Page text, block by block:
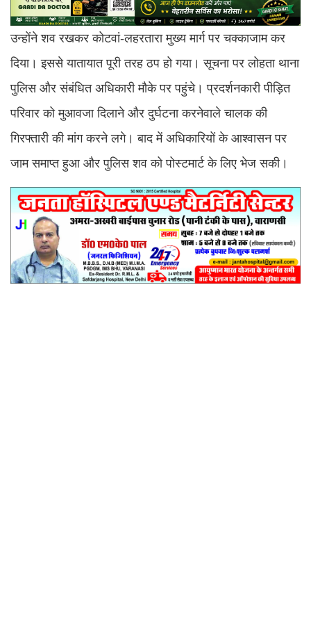
उन्होंने शव रखकर कोटवां-लहरतारा मुख्य मार्ग पर चक्काजाम कर
दिया। इससे यातायात पूरी तरह ठप हो गया। सूचना पर लोहता थाना
पुलिस और संबंधित अधिकारी मौके पर पहुंचे। प्रदर्शनकारी पीड़ित
परिवार को मुआवजा दिलाने और दुर्घटना करनेवाले चालक की
गिरफ्तारी की मांग करने लगे। बाद में अधिकारियों के आश्वासन पर
जाम समाप्त हुआ और पुलिस शव को पोस्टमार्ट के लिए भेज सकी।